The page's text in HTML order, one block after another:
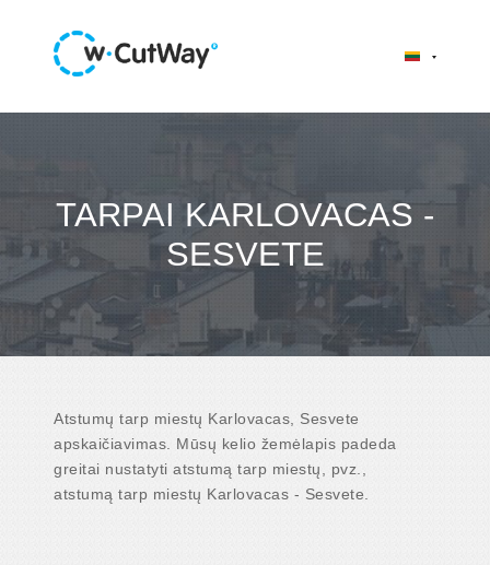
TARPAI KARLOVACAS -
SESVETE
Atstumų tarp miestų Karlovacas, Sesvete
apskaičiavimas. Mūsų kelio žemėlapis padeda
greitai nustatyti atstumą tarp miestų, pvz.,
atstumą tarp miestų Karlovacas - Sesvete.